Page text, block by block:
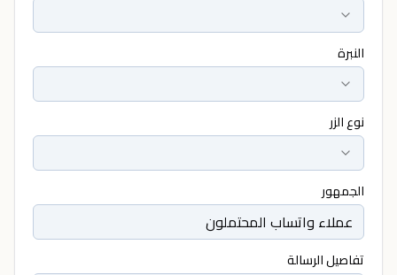
النبرة
نوع الزر
الجمهور
تفاصيل الرسالة